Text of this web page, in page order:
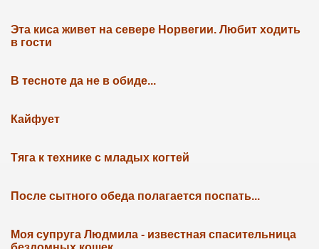
Эта киса живет на севере Норвегии. Любит ходить
в гости
В тесноте да не в обиде...
Кайфует
Тяга к технике с младых когтей
После сытного обеда полагается поспать...
Моя супруга Людмила - известная спасительница